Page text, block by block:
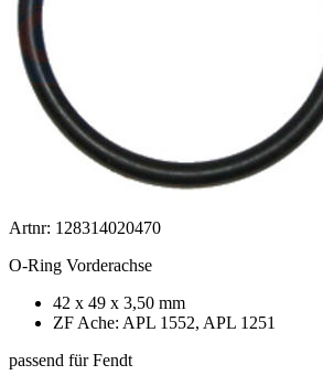
Artnr: 128314020470
O-Ring Vorderachse
42 x 49 x 3,50 mm
ZF Ache: APL 1552, APL 1251
passend für Fendt